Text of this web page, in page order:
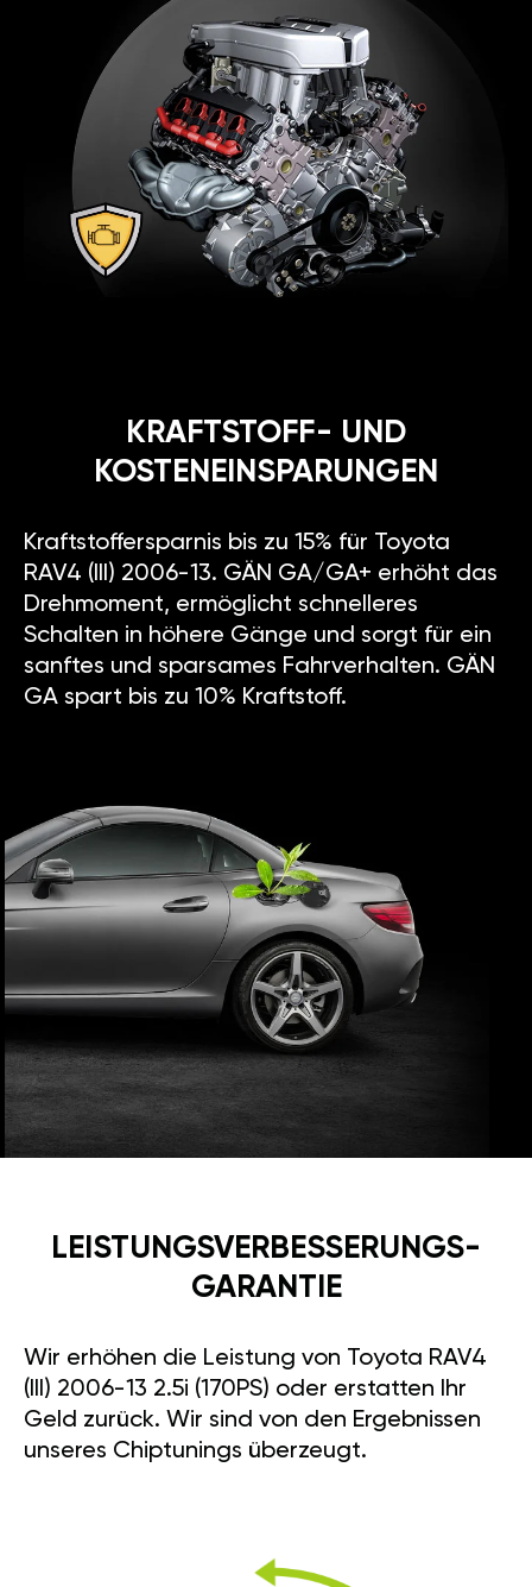
KRAFTSTOFF- UND
KOSTENEINSPARUNGEN
Kraftstoffersparnis bis zu 15% für Toyota
RAV4 (III) 2006-13. GÄN GA/GA+ erhöht das
Drehmoment, ermöglicht schnelleres
Schalten in höhere Gänge und sorgt für ein
sanftes und sparsames Fahrverhalten. GÄN
GA spart bis zu 10% Kraftstoff.
LEISTUNGSVERBESSE­RUNGS­
GARANTIE
Wir erhöhen die Leistung von Toyota RAV4
(III) 2006-13 2.5i (170PS) oder erstatten Ihr
Geld zurück. Wir sind von den Ergebnissen
unseres Chiptunings überzeugt.